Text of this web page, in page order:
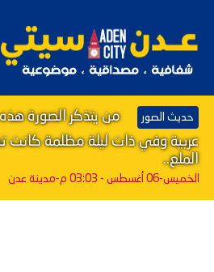
حديث الصور
من يتذكر الصورة
عربية وفي ذات ليلة مظلمة كانت
الملع..
الخميس-06 أغسطس - 03:03 م -مدينة عدن